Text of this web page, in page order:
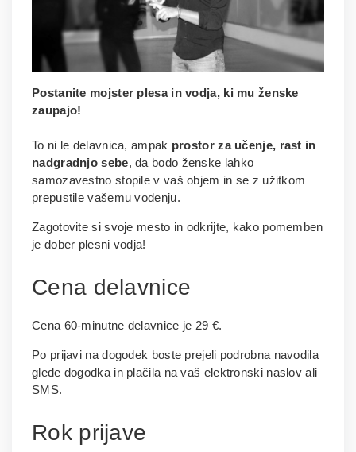
Postanite mojster plesa in vodja, ki mu ženske
zaupajo!
To ni le delavnica, ampak prostor za učenje, rast in
nadgradnjo sebe, da bodo ženske lahko
samozavestno stopile v vaš objem in se z užitkom
prepustile vašemu vodenju.
Zagotovite si svoje mesto in odkrijte, kako pomemben
je dober plesni vodja!
Cena delavnice
Cena 60-minutne delavnice je 29 €.
Po prijavi na dogodek boste prejeli podrobna navodila
glede dogodka in plačila na vaš elektronski naslov ali
SMS.
Rok prijave